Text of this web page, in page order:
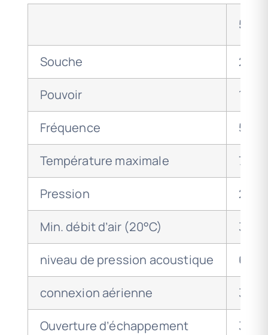
Souche 230V
Pouvoir
Fréquence 50/
Température maximale
Pression
Min. débit d’air (20°C) 300
niveau de pression acoustique 67
connexion aérienne
Ouverture d’échappement